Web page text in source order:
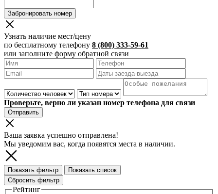
Забронировать номер
Узнать наличие мест/цену
по бесплатному телефону 8 (800) 333-59-61
или заполните форму обратной связи
Проверьте, верно ли указан номер телефона для связи
Отправить
Ваша заявка успешно отправлена!
Мы уведомим вас, когда появятся места в наличии.
Показать фильтр
Показать список
Сбросить фильтр
Рейтинг